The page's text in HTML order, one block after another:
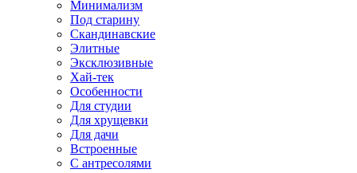
Минимализм
Под старину
Скандинавские
Элитные
Эксклюзивные
Хай-тек
Особенности
Для студии
Для хрущевки
Для дачи
Встроенные
С антресолями